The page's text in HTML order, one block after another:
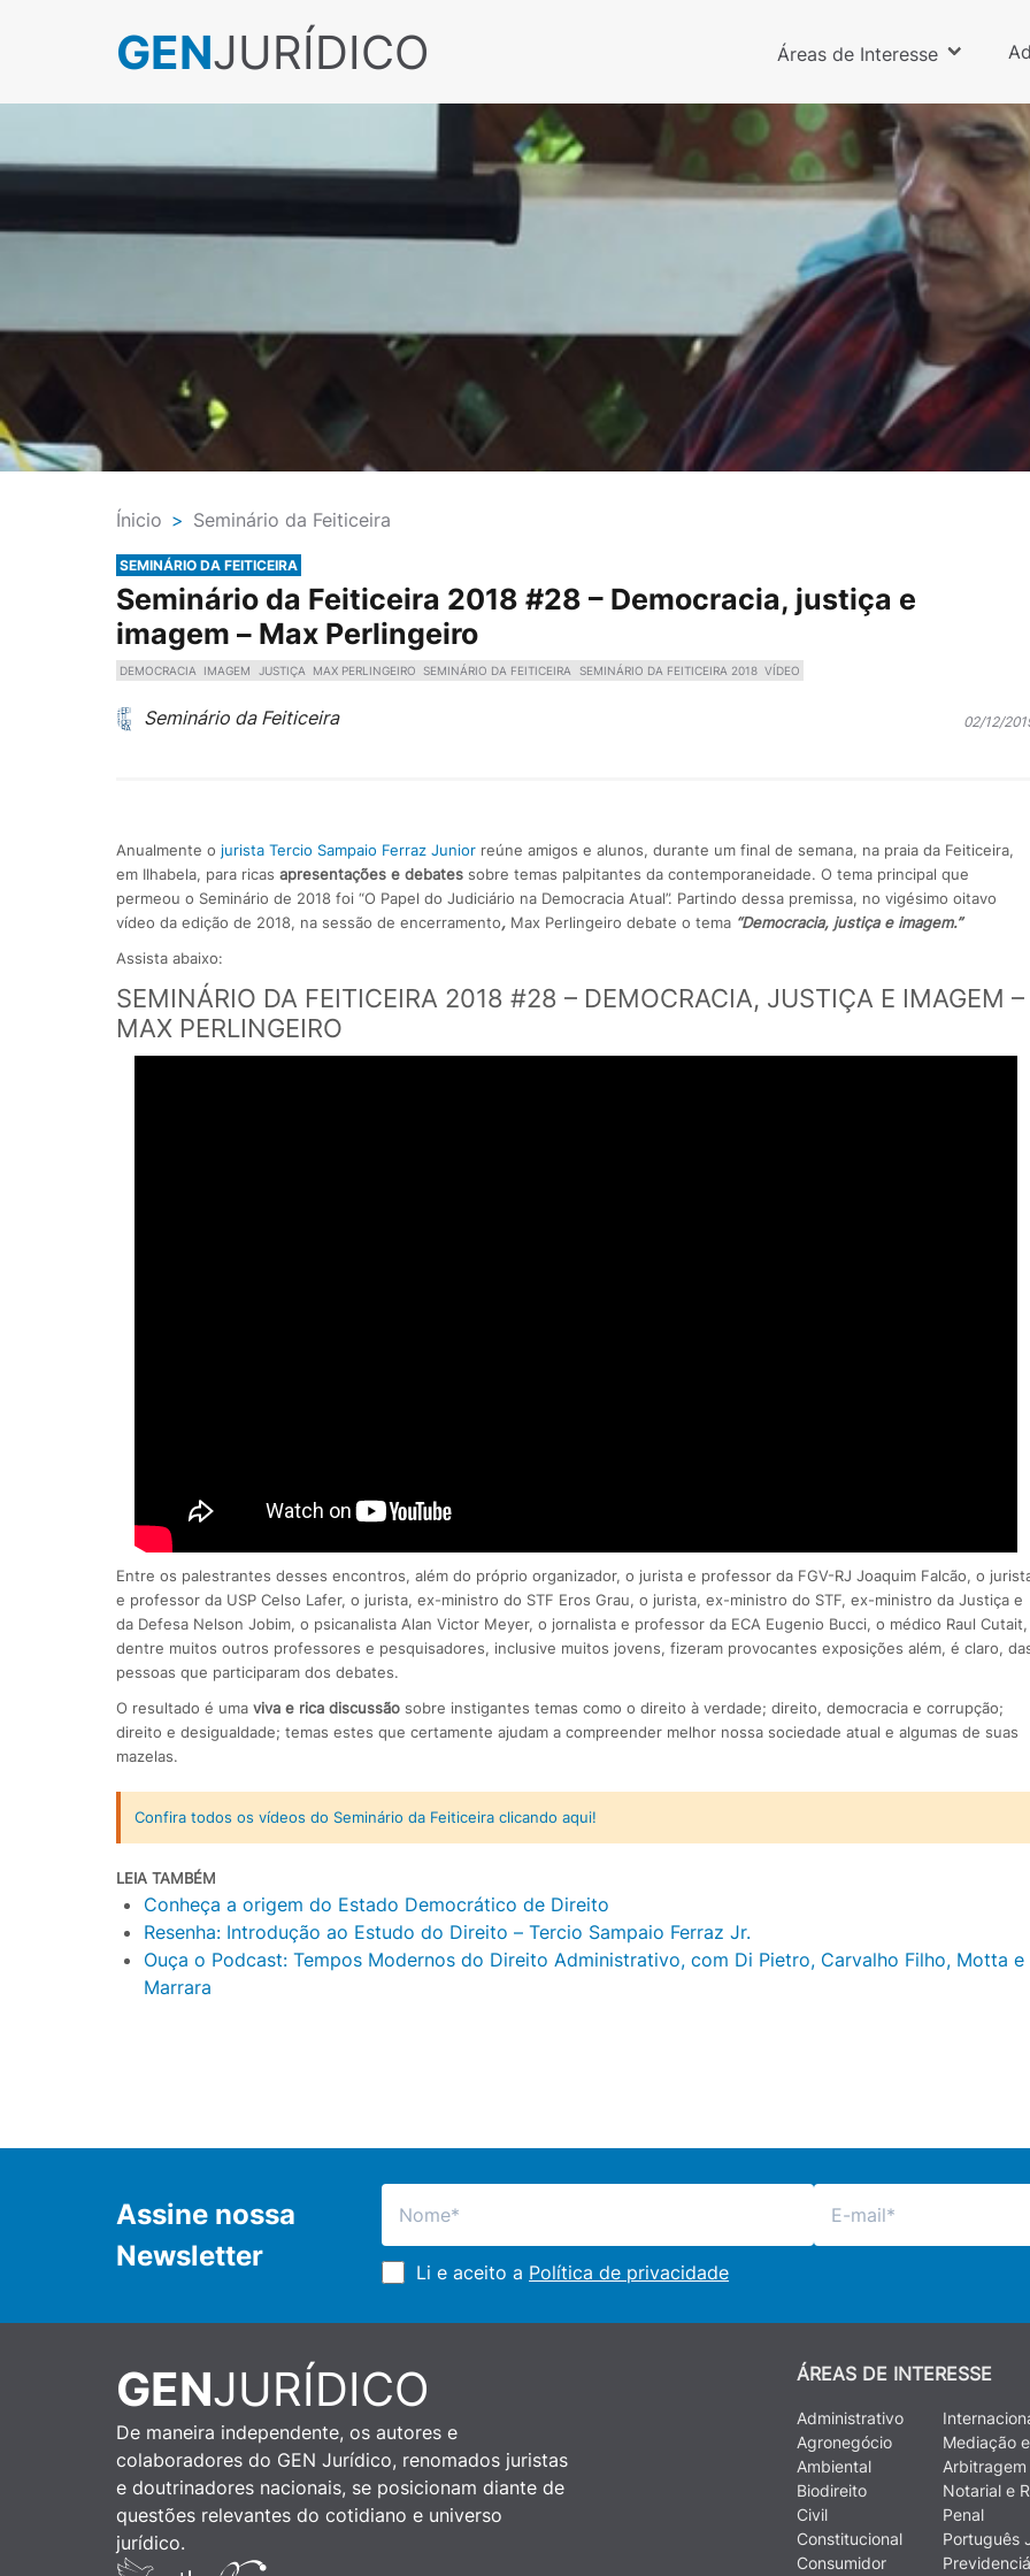
GENJURÍDICO Áreas de Interesse
Ínicio > Seminário da Feiticeira
SEMINÁRIO DA FEITICEIRA
Seminário da Feiticeira 2018 #28 – Democracia, justiça e
imagem – Max Perlingeiro
DEMOCRACIA IMAGEM JUSTIÇA MAX PERLINGEIRO SEMINÁRIO DA FEITICEIRA SEMINÁRIO DA FEITICEIRA 2018 VÍDEO
Seminário da Feiticeira 02/12/
Anualmente o jurista Tercio Sampaio Ferraz Juniorreúne amigos e alunos, durante um final de semana, na praia da Feiticeira,
em Ilhabela, para ricas apresentações e debates sobre temas palpitantes da contemporaneidade. O tema principal que
permeou o Seminário de 2018 foi “O Papel do Judiciário na Democracia Atual”. Partindo dessa premissa, no vigésimo oitavo
vídeo da edição de 2018, na sessão de encerramento,Max Perlingeiro debate o tema “Democracia, justiça e imagem.”
Assista abaixo:
SEMINÁRIO DA FEITICEIRA 2018 #28 – DEMOCRACIA, JUSTIÇA E IMAGEM –
MAX PERLINGEIRO
Entre os palestrantes desses encontros, além do próprio organizador, o jurista e professor da FGV-RJ Joaquim Falcão, o
e professor da USP Celso Lafer, o jurista, ex-ministro do STF Eros Grau, o jurista, ex-ministro do STF, ex-ministro da Justiça e
da Defesa Nelson Jobim, o psicanalista Alan Victor Meyer, o jornalista e professor da ECA Eugenio Bucci, o médico Raul Cutait,
dentre muitos outros professores e pesquisadores, inclusive muitos jovens, fizeram provocantes exposições além, é claro,
pessoas que participaram dos debates.
O resultado é uma viva e rica discussãosobre instigantes temas como o direito à verdade; direito, democracia e corrupção;
direito e desigualdade; temas estes que certamente ajudam a compreender melhor nossa sociedade atual e algumas de suas
mazelas.
Confira todos os vídeos do Seminário da Feiticeira clicando aqui!
LEIA TAMBÉM
Conheça a origem do Estado Democrático de Direito
Resenha: Introdução ao Estudo do Direito – Tercio Sampaio Ferraz Jr.
Ouça o Podcast: Tempos Modernos do Direito Administrativo, com Di Pietro, Carvalho Filho, Motta e
Marrara
Assine nossa
Newsletter
Li e aceito a Política de privacidade
GENJURÍDICO
De maneira independente, os autores e
colaboradores do GEN Jurídico, renomados juristas
e doutrinadores nacionais, se posicionam diante de
questões relevantes do cotidiano e universo
jurídico.
ÁREAS DE INTERESSE
Administrativo
Agronegócio
Ambiental
Biodireito
Civil
Constitucional
Consumidor
Mediação e
Arbitragem
Notarial e
Penal
Português